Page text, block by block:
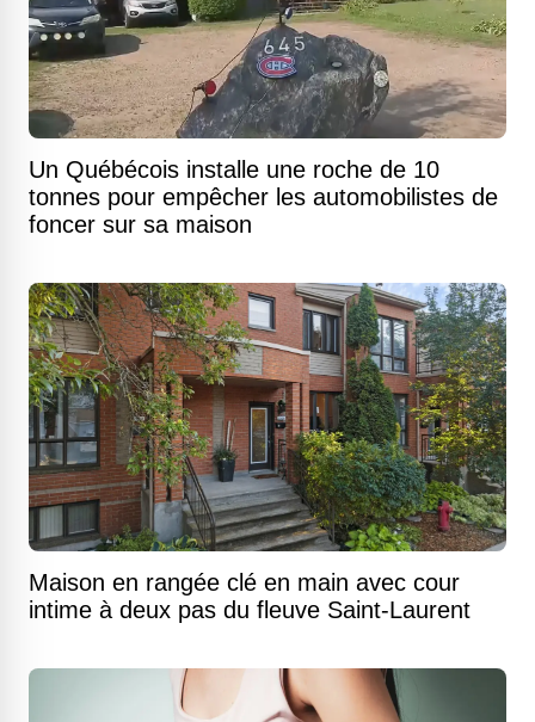
Un Québécois installe une roche de 10
tonnes pour empêcher les automobilistes de
foncer sur sa maison
Maison en rangée clé en main avec cour
intime à deux pas du fleuve Saint-Laurent